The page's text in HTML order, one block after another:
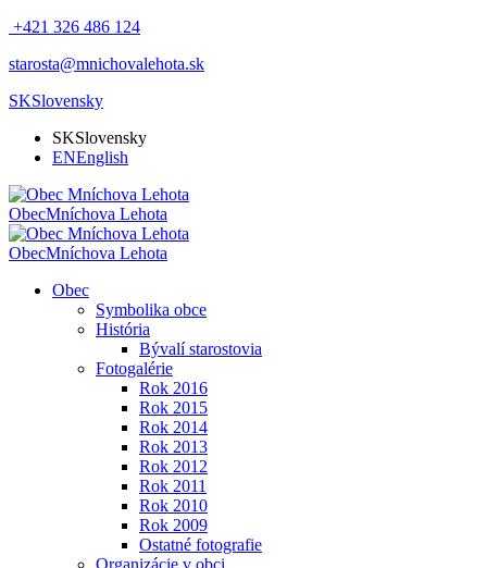
+421 326 486 124
starosta@mnichovalehota.sk
SKSlovensky
SKSlovensky
ENEnglish
ObecMníchova Lehota
ObecMníchova Lehota
Obec
Symbolika obce
História
Bývalí starostovia
Fotogalérie
Rok 2016
Rok 2015
Rok 2014
Rok 2013
Rok 2012
Rok 2011
Rok 2010
Rok 2009
Ostatné fotografie
Organizácie v obci